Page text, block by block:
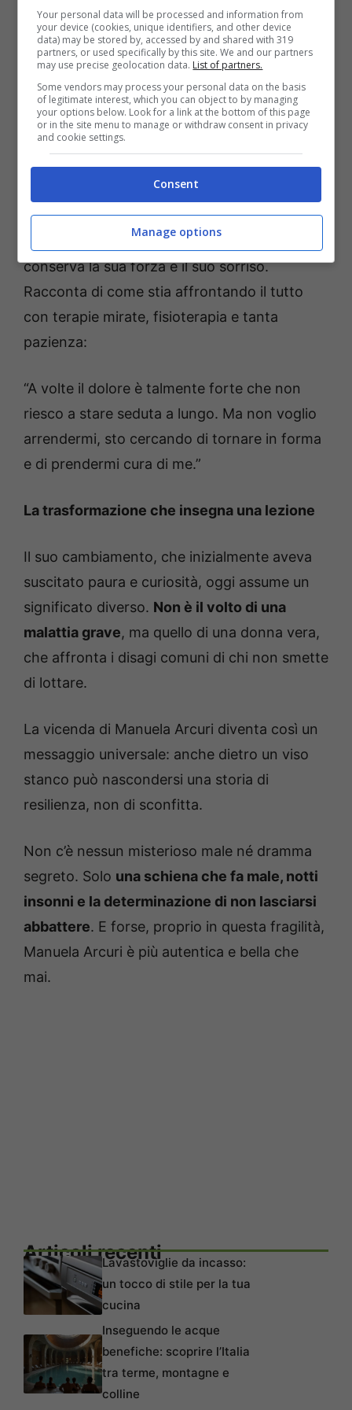
Un problema comune, ma invalidante, che ha
lentamente lasciato i suoi segni. La mancanza
di sonno, lo stress, e i dolori costanti hanno
inevitabilmente influito sul suo aspetto,
rendendola più provata e stanca del solito.
Il racconto sincero di una donna che non si
La Arcuri non nasconde le difficoltà, ma
conserva la sua forza e il suo sorriso.
Racconta di come stia affrontando il tutto
con terapie mirate, fisioterapia e tanta
pazienza:
“A volte il dolore è talmente forte che non
riesco a stare seduta a lungo. Ma non voglio
arrendermi, sto cercando di tornare in forma
e di prendermi cura di me.”
La trasformazione che insegna una lezione
Il suo cambiamento, che inizialmente aveva
suscitato paura e curiosità, oggi assume un
significato diverso. Non è il volto di una
malattia grave, ma quello di una donna vera,
che affronta i disagi comuni di chi non smette
di lottare.
La vicenda di Manuela Arcuri diventa così un
messaggio universale: anche dietro un viso
stanco può nascondersi una storia di
resilienza, non di sconfitta.
Non c’è nessun misterioso male né dramma
segreto. Solo una schiena che fa male, notti
insonni e la determinazione di non lasciarsi
abbattere. E forse, proprio in questa fragilità,
Manuela Arcuri è più autentica e bella che
mai.
Articoli recentiLavastoviglie da incasso:
un tocco di stile per la tua
cucina
Inseguendo le acque
benefiche: scoprire l’Italia
tra terme, montagne e
colline
Your personal data will be processed and information from
your device (cookies, unique identifiers, and other device
data) may be stored by, accessed by and shared with 319
partners, or used specifically by this site. We and our partners
may use precise geolocation data. List of partners.
Some vendors may process your personal data on the basis
of legitimate interest, which you can object to by managing
your options below. Look for a link at the bottom of this page
or in the site menu to manage or withdraw consent in privacy
and cookie settings.
Consent
Manage options